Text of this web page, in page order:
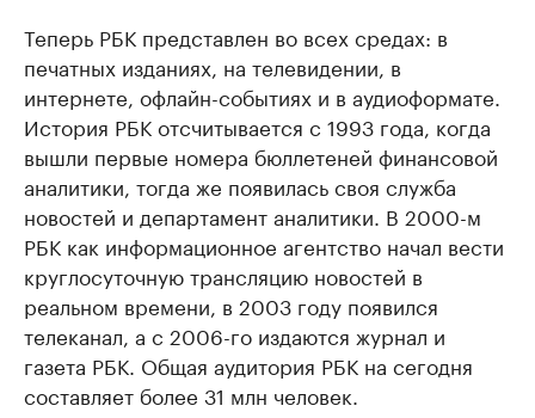
Теперь РБК представлен во всех средах: в
печатных изданиях, на телевидении, в
интернете, офлайн-событиях и в аудиоформате.
История РБК отсчитывается с 1993 года, когда
вышли первые номера бюллетеней финансовой
аналитики, тогда же появилась своя служба
новостей и департамент аналитики. В 2000-м
РБК как информационное агентство начал вести
круглосуточную трансляцию новостей в
реальном времени, в 2003 году появился
телеканал, а с 2006-го издаются журнал и
газета РБК. Общая аудитория РБК на сегодня
составляет более 31 млн человек.